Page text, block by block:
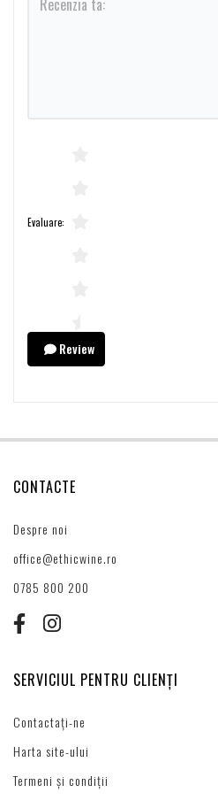
Evaluare:
Review
CONTACTE
Despre noi
office@ethicwine.ro
0785 800 200
SERVICIUL PENTRU CLIENȚI
Contactați-ne
Harta site-ului
Termeni și condiții